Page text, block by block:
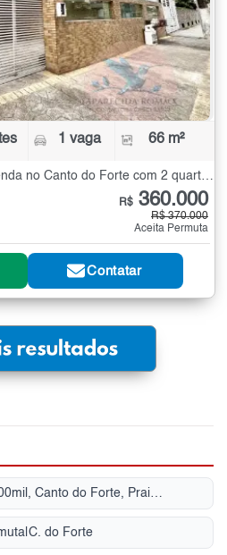
1 vaga 66 m²
Condomínio Fechado à Venda no Canto do Forte com 2 quartos - 66 m²
R$ 360.000
R$ 370.000
Aceita Permuta
Contatar
Aptos 2 Quartos +R$ 300mil, Canto do Forte, Praia Grande, SP
do Forte